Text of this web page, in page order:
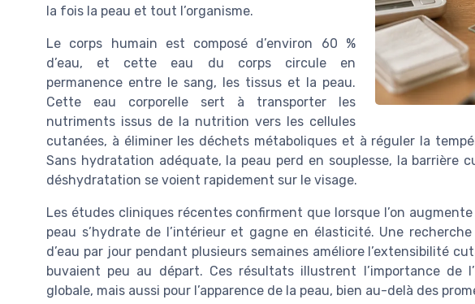
la fois la peau et tout l’organisme.
Le corps humain est composé d’environ 60 %
d’eau, et cette eau du corps circule en
permanence entre le sang, les tissus et la peau.
Cette eau corporelle sert à transporter les
nutriments issus de la nutrition vers les cellules
cutanées, à éliminer les déchets métaboliques et à réguler la
Sans hydratation adéquate, la peau perd en souplesse, la barrière
déshydratation se voient rapidement sur le visage.
Les études cliniques récentes confirment que lorsque l’on
peau s’hydrate de l’intérieur et gagne en élasticité. Une
d’eau par jour pendant plusieurs semaines améliore l’extensibilité
buvaient peu au départ. Ces résultats illustrent l’importance de
globale, mais aussi pour l’apparence de la peau, bien au-delà des